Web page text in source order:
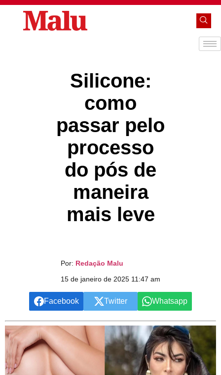
Silicone:
como
passar pelo
processo
do pós de
maneira
mais leve
Por: Redação Malu
15 de janeiro de 2025 11:47 am
Facebook Twitter Whatsapp